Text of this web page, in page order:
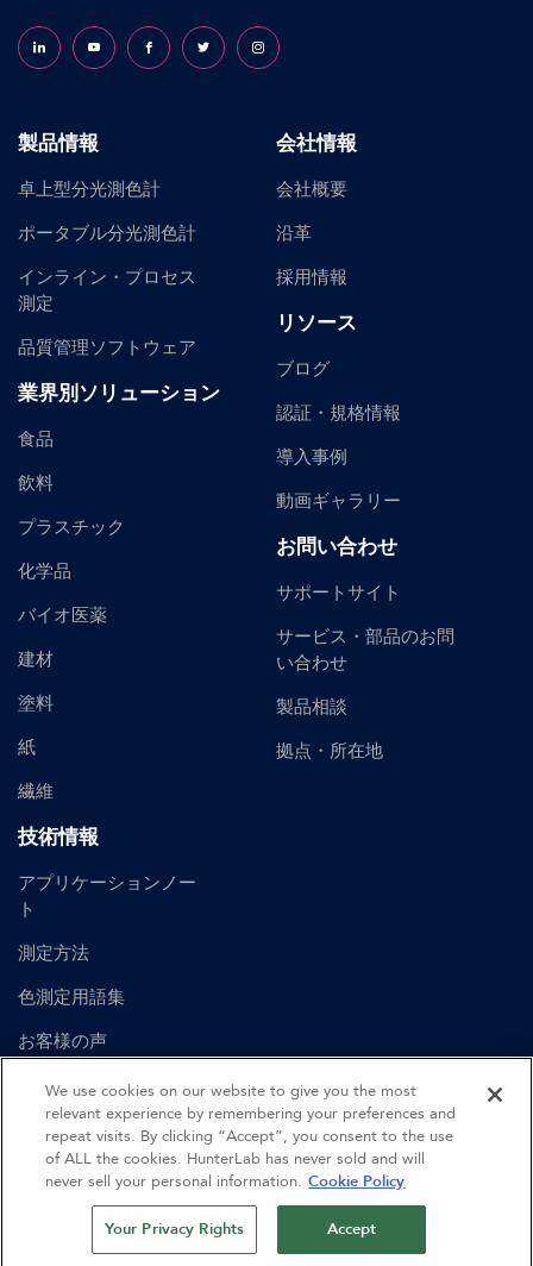
Follow us on LinkedInFollow us on YouTubeFollow us on Facebook
Follow us on X (formerly Twitter)
Follow us on Instagram
製品情報
卓上型分光測色計
ポータブル分光測色計
インライン・プロセス
測定
品質管理ソフトウェア
業界別ソリューション
食品
飲料
プラスチック
化学品
バイオ医薬
建材
塗料
紙
繊維
技術情報
アプリケーションノー
ト
測定方法
色測定用語集
お客様の声
ユーザーマニュアル
会社情報
会社概要
沿革
採用情報
リソース
ブログ
認証・規格情報
導入事例
動画ギャラリー
お問い合わせ
サポートサイト
サービス・部品のお問
い合わせ
製品相談
拠点・所在地
©2026Hunter Associates Laboratory, Inc.
認証
利用規約 プライバシーポリシー サイトマップ
We use cookies on our website to give you the most
relevant experience by remembering your preferences and
repeat visits. By clicking “Accept”, you consent to the use
of ALL the cookies. HunterLab has never sold and will
never sell your personal information. Cookie Policy
Your Privacy Rights Accept